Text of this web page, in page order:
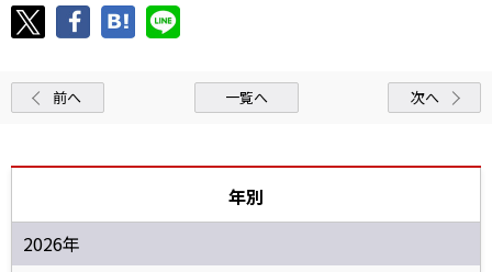
前へ 一覧へ 次へ
年別
2026年